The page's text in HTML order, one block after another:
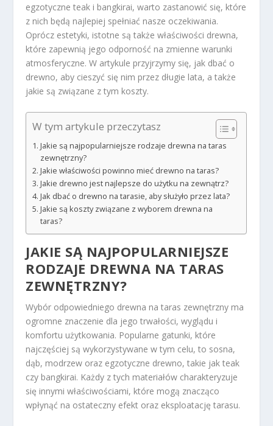
egzotyczne teak i bangkirai, warto zastanowić się, które
z nich będą najlepiej spełniać nasze oczekiwania.
Oprócz estetyki, istotne są także właściwości drewna,
które zapewnią jego odporność na zmienne warunki
atmosferyczne. W artykule przyjrzymy się, jak dbać o
drewno, aby cieszyć się nim przez długie lata, a także
jakie są związane z tym koszty.
W tym artykule przeczytasz
Jakie są najpopularniejsze rodzaje drewna na taras
zewnętrzny?
Jakie właściwości powinno mieć drewno na taras?
Jakie drewno jest najlepsze do użytku na zewnątrz?
Jak dbać o drewno na tarasie, aby służyło przez lata?
Jakie są koszty związane z wyborem drewna na
taras?
JAKIE SĄ NAJPOPULARNIEJSZE
RODZAJE DREWNA NA TARAS
ZEWNĘTRZNY?
Wybór odpowiedniego drewna na taras zewnętrzny ma
ogromne znaczenie dla jego trwałości, wyglądu i
komfortu użytkowania. Popularne gatunki, które
najczęściej są wykorzystywane w tym celu, to sosna,
dąb, modrzew oraz egzotyczne drewno, takie jak teak
czy bangkirai. Każdy z tych materiałów charakteryzuje
się innymi właściwościami, które mogą znacząco
wpłynąć na ostateczny efekt oraz eksploatację tarasu.